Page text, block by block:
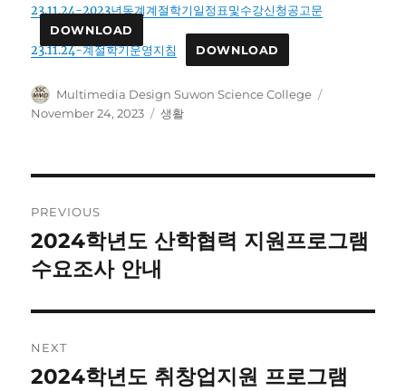
23.11.24-2023년동계계절학기일정표및수강신청공고문
DOWNLOAD
23.11.24-계절학기운영지침 DOWNLOAD
Author
Multimedia Design Suwon Science College
November 24, 2023 Categories
생활
navigation
PREVIOUS
Previous
post:
2024학년도 산학협력 지원프로그램
수요조사 안내
NEXT
Next
2024학년도 취창업지원 프로그램